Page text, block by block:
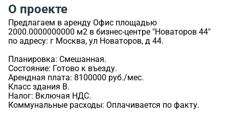
О проекте
Предлагаем в аренду Офис площадью
2000.0000000000 м2 в бизнес-центре "Новаторов 44"
по адресу: г Москва, ул Новаторов, д 44.
Планировка: Смешанная.
Состояние: Готово к въезду.
Арендная плата: 8100000 руб./мес.
Класс здания B.
Налог: Включая НДС.
Коммунальные расходы: Оплачивается по факту.